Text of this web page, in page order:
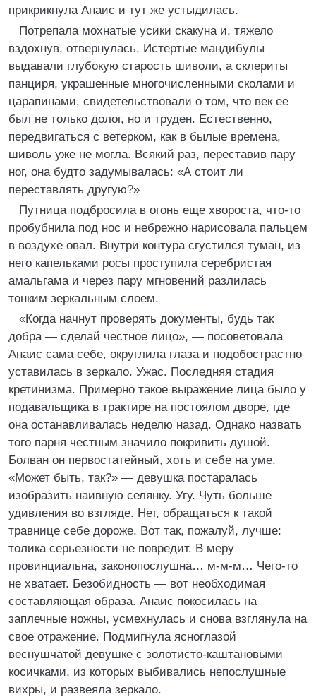
прикрикнула Анаис и тут же устыдилась.
Потрепала мохнатые усики скакуна и, тяжело
вздохнув, отвернулась. Истертые мандибулы
выдавали глубокую старость шиволи, а склериты
панциря, украшенные многочисленными сколами и
царапинами, свидетельствовали о том, что век ее
был не только долог, но и труден. Естественно,
передвигаться с ветерком, как в былые времена,
шиволь уже не могла. Всякий раз, переставив пару
ног, она будто задумывалась: «А стоит ли
переставлять другую?»
Путница подбросила в огонь еще хвороста, что-то
пробубнила под нос и небрежно нарисовала пальцем
в воздухе овал. Внутри контура сгустился туман, из
него капельками росы проступила серебристая
амальгама и через пару мгновений разлилась
тонким зеркальным слоем.
«Когда начнут проверять документы, будь так
добра — сделай честное лицо», — посоветовала
Анаис сама себе, округлила глаза и подобострастно
уставилась в зеркало. Ужас. Последняя стадия
кретинизма. Примерно такое выражение лица было у
подавальщика в трактире на постоялом дворе, где
она останавливалась неделю назад. Однако назвать
того парня честным значило покривить душой.
Болван он первостатейный, хоть и себе на уме.
«Может быть, так?» — девушка постаралась
изобразить наивную селянку. Угу. Чуть больше
удивления во взгляде. Нет, обращаться к такой
травнице себе дороже. Вот так, пожалуй, лучше:
толика серьезности не повредит. В меру
провинциальна, законопослушна… м-м-м… Чего-то
не хватает. Безобидность — вот необходимая
составляющая образа. Анаис покосилась на
заплечные ножны, усмехнулась и снова взглянула на
свое отражение. Подмигнула ясноглазой
веснушчатой девушке с золотисто-каштановыми
косичками, из которых выбивались непослушные
вихры, и развеяла зеркало.